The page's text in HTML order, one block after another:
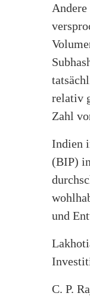
relativ
Zahl
Indien
(BIP)
und
C. P.